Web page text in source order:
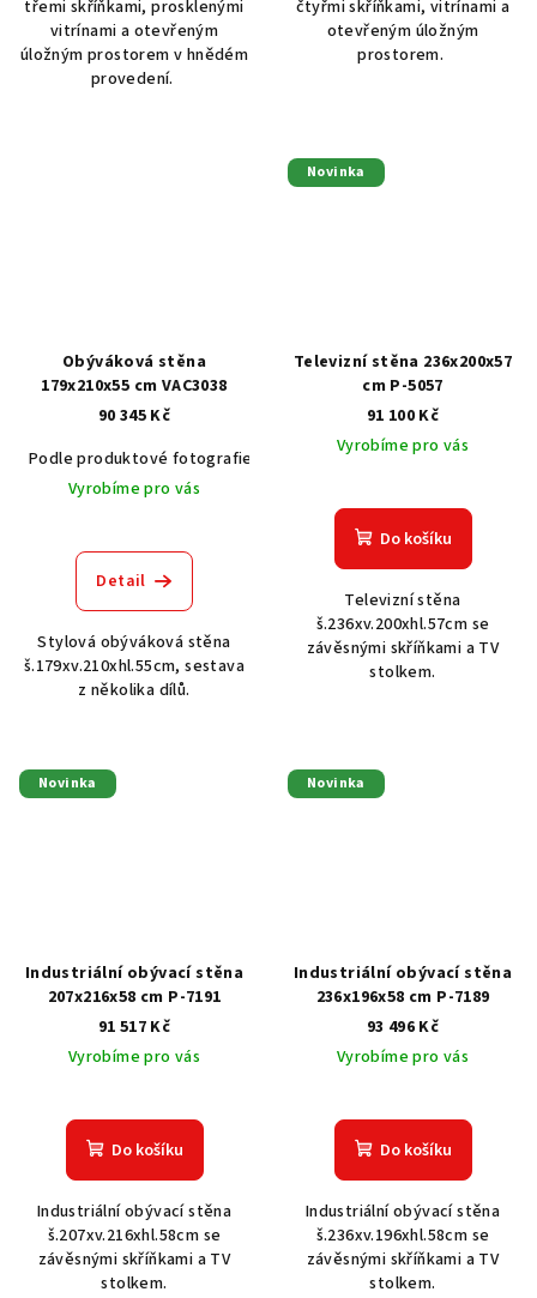
třemi skříňkami, prosklenými
vitrínami a otevřeným
úložným prostorem v hnědém
provedení.
čtyřmi skříňkami, vitrínami a
otevřeným úložným
prostorem.
Obýváková stěna
179x210x55 cm VAC3038
90 345 Kč
Podle produktové fotografie
Akát vintage BT1551
Vyrobíme pro vás
Detail
Stylová obýváková stěna
š.179xv.210xhl.55cm, sestava
z několika dílů.
Novinka
Televizní stěna 236x200x57
cm P-5057
91 100 Kč
Vyrobíme pro vás
Do košíku
Televizní stěna
š.236xv.200xhl.57cm se
závěsnými skříňkami a TV
stolkem.
Novinka
Industriální obývací stěna
207x216x58 cm P-7191
91 517 Kč
Vyrobíme pro vás
Do košíku
Industriální obývací stěna
š.207xv.216xhl.58cm se
závěsnými skříňkami a TV
stolkem.
Novinka
Industriální obývací stěna
236x196x58 cm P-7189
93 496 Kč
Vyrobíme pro vás
Do košíku
Industriální obývací stěna
š.236xv.196xhl.58cm se
závěsnými skříňkami a TV
stolkem.